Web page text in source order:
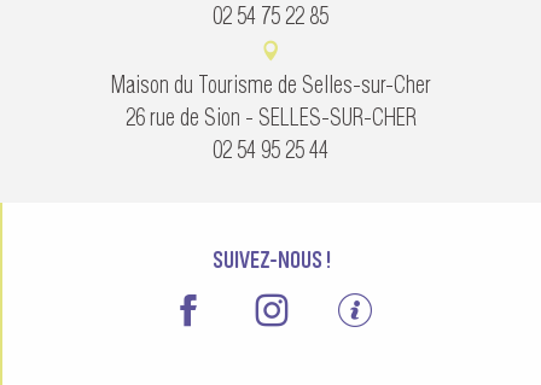
02 54 75 22 85
Maison du Tourisme de Selles-sur-Cher
26 rue de Sion - SELLES-SUR-CHER
02 54 95 25 44
SUIVEZ-NOUS !